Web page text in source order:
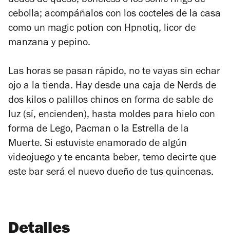
cebolla; acompáñalos con los cocteles de la casa
como un magic potion con Hpnotiq, licor de
manzana y pepino.
Las horas se pasan rápido, no te vayas sin echar
ojo a la tienda. Hay desde una caja de Nerds de
dos kilos o palillos chinos en forma de sable de
luz (sí, encienden), hasta moldes para hielo con
forma de Lego, Pacman o la Estrella de la
Muerte. Si estuviste enamorado de algún
videojuego y te encanta beber, temo decirte que
este bar será el nuevo dueño de tus quincenas.
Detalles